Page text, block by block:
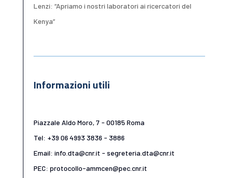
Lenzi: “Apriamo i nostri laboratori ai ricercatori del
Kenya”
Informazioni utili
Piazzale Aldo Moro, 7 - 00185 Roma
Tel: +39 06 4993 3836 - 3886
Email: info.dta@cnr.it - segreteria.dta@cnr.it
PEC: protocollo-ammcen@pec.cnr.it